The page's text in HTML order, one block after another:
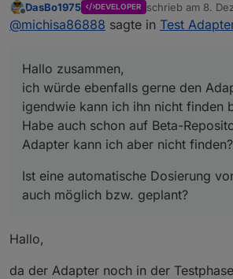
Aber igendwie kann ich ihn
installieren. Habe auch
Ist eine automatische
Chlor auch möglich bzw.
Offline
DasBo1975 DEVELOPER schrieb am 8.
zuletzt editiert
@michisa86888 sagte in Test
Hallo zusammen,
ich würde ebenfalls gerne den
igendwie kann ich ihn nicht finden
Habe auch schon auf Beta-
Adapter kann ich aber nicht finden?
Ist eine automatische Dosierung
auch möglich bzw. geplant?
Hallo,
da der Adapter noch in der